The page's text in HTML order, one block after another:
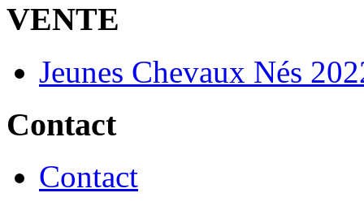
VENTE
Jeunes Chevaux Nés
Contact
Contact